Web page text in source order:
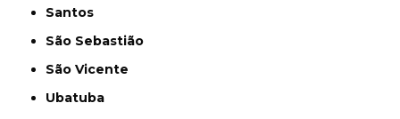
Santos
São Sebastião
São Vicente
Ubatuba